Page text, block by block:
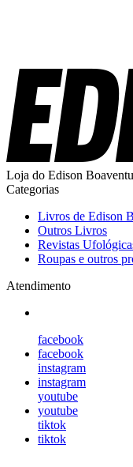
Loja do Edison
Categorias
Livros de Edison
Outros Livros
Revistas
Roupas e outros
Atendimento
facebook
facebook
instagram
instagram
youtube
youtube
tiktok
tiktok